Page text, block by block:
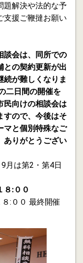
方々を「おもてな
とは？
の円滑化法 No.1
題解決や法的な予
支援ご鞭撻お願い
談会は、同所での
との契約更新が出
続が難しくなりま
二日間の開催を
民向けの相談会は
すので、今後はそ
マと個別特殊なご
ありがとうござい
9月は第2・第4日
８:００
８:００ 最終開催